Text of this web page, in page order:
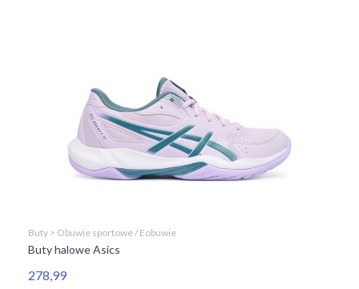
Buty > Obuwie sportowe / Eobuwie
Buty halowe Asics
278,99